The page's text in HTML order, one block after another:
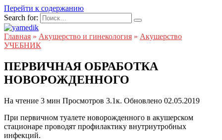
Перейти к содержанию
Search for:
Главная » Акушерство и гинекология » Акушерство
УЧЕБНИК
ПЕРВИЧНАЯ ОБРАБОТКА
НОВОРОЖДЕННОГО
На чтение 3 мин Просмотров 3.1к. Обновлено 02.05.2019
При первичном туалете новорожденного в акушерском
стационаре проводят профилактику внутриутробных
инфекций.